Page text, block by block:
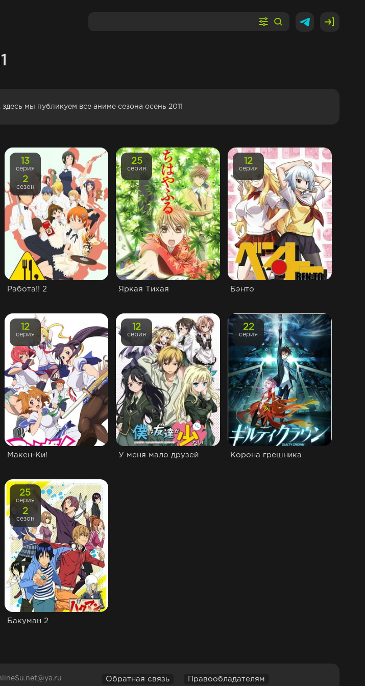
мы публикуем все аниме сезона осень 2011
Работа!! 2
13
серия
2
сезон
Яркая Тихая
25
серия
Бэнто
12
серия
Макен-Ки!
12
серия
У меня мало друзей
12
серия
Корона грешника
22
серия
Бакуман 2
25
серия
2
сезон
Обратная связь Правообладателям